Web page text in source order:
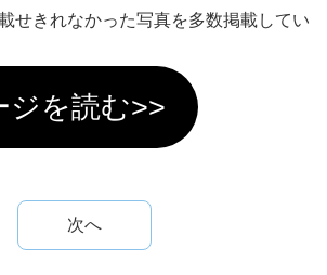
せきれなかった写真を多数掲載してい
ジを読む>>
次へ